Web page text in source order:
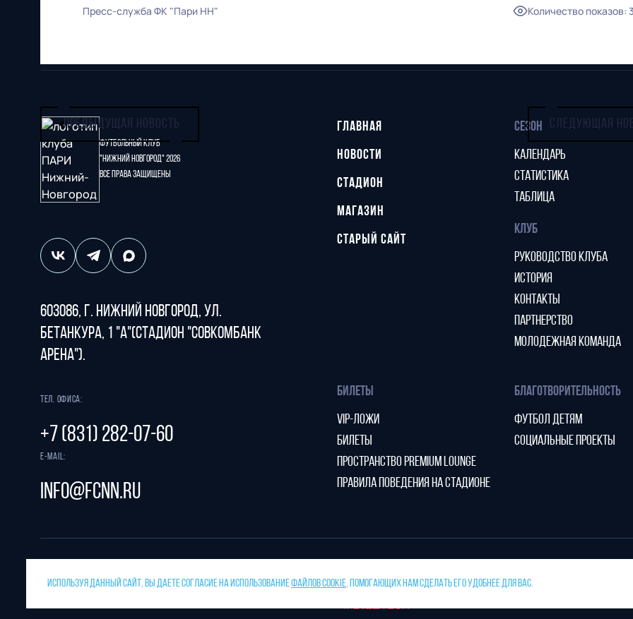
Пресс-служба ФК "Пари НН" Количество показов:
ПРЕДЫДУЩАЯ НОВОСТЬ СЛЕДУЮЩАЯ
Футбольный клуб
"Нижний Новгород" 2026
Все права защищены
603086, г. Нижний Новгород, ул.
Бетанкура, 1 "А"(стадион "СОВКОМБАНК
АРЕНА").
Тел. офиса:
+7 (831) 282-07-60
E-mail:
info@fcnn.ru
ГЛАВНАЯ
НОВОСТИ
СТАДИОН
МАГАЗИН
СТАРЫЙ САЙТ
СЕЗОН
КАЛЕНДАРЬ
СТАТИСТИКА
ТАБЛИЦА
КЛУБ
РУКОВОДСТВО КЛУБА
ИСТОРИЯ
КОНТАКТЫ
ПАРТНЕРСТВО
МОЛОДЕЖНАЯ КОМАНДА
БИЛЕТЫ
VIP-ЛОЖИ
БИЛЕТЫ
ПРОСТРАНСТВО PREMIUM LOUNGE
ПРАВИЛА ПОВЕДЕНИЯ НА СТАДИОНЕ
БЛАГОТВОРИТЕЛЬНОСТЬ
ФУТБОЛ ДЕТЯМ
СОЦИАЛЬНЫЕ ПРОЕКТЫ
Защита от спама reCAPTCHA.
ИСПОЛЬЗУЯ ДАННЫЙ САЙТ, ВЫ ДАЕТЕ СОГЛАСИЕ НА ИСПОЛЬЗОВАНИЕФАЙЛОВ COOKIE, ПОМОГАЮЩИХ НАМ СДЕЛАТЬ ЕГО УДОБНЕЕ ДЛЯ ВАС.